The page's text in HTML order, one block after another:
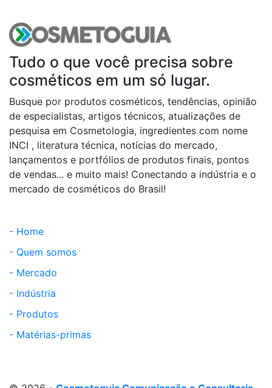
Tudo o que você precisa sobre
cosméticos em um só lugar.
Busque por produtos cosméticos, tendências, opinião
de especialistas, artigos técnicos, atualizações de
pesquisa em Cosmetologia, ingredientes com nome
INCI , literatura técnica, notícias do mercado,
lançamentos e portfólios de produtos finais, pontos
de vendas... e muito mais! Conectando a indústria e o
mercado de cosméticos do Brasil!
- Home
- Quem somos
- Mercado
- Indústria
- Produtos
- Matérias-primas